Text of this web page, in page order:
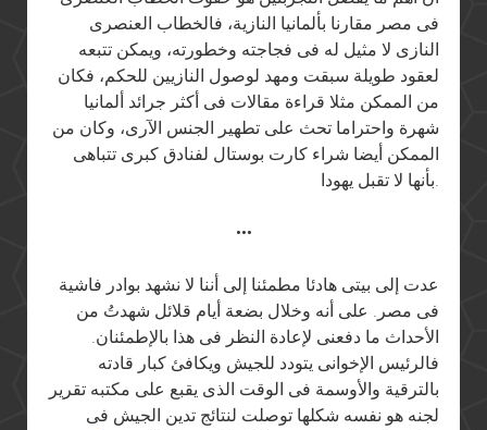
فى مصر مقارنا بألمانيا النازية، فالخطاب العنصرى
النازى لا مثيل له فى فجاجته وخطورته، ويمكن تتبعه
لعقود طويلة سبقت ومهد لوصول النازيين للحكم، فكان
من الممكن مثلا قراءة مقالات فى أكثر جرائد ألمانيا
شهرة واحتراما تحث على تطهير الجنس الآرى، وكان من
الممكن أيضا شراء كارت بوستال لفنادق كبرى تتباهى
بأنها لا تقبل يهودا.
•••
عدت إلى بيتى هادئا مطمئنا إلى أننا لا نشهد بوادر فاشية
فى مصر. على أنه وخلال بضعة أيام قلائل شهدتُ من
الأحداث ما دفعنى لإعادة النظر فى هذا بالإطمئنان.
فالرئيس الإخوانى يتودد للجيش ويكافئ كبار قادته
بالترقية والأوسمة فى الوقت الذى يقبع على مكتبه تقرير
لجنه هو نفسه شكلها توصلت لنتائج تدين الجيش فى